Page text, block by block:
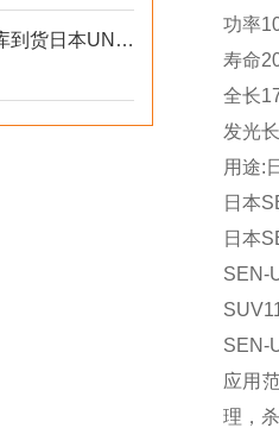
到货！京都玉崎深圳仓库到货日本UNITTA音波式皮带张力计U-550替换U-508
功率
寿命
全长
发光
用途:
日本
日本
SEN-
SEN-
应用
理，